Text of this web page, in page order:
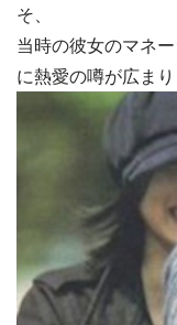
そ、
当時の彼女のマネ
に熱愛の噂が広まり